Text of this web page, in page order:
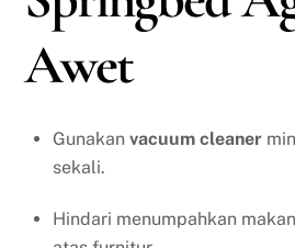
Awet
Gunakan vacuum cleaner
sekali.
Hindari menumpahkan